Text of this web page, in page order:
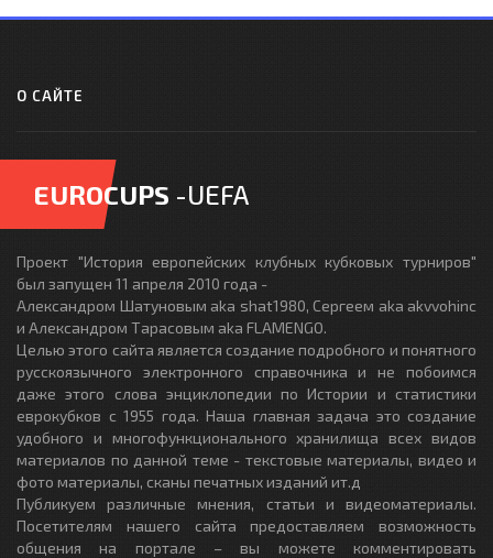
О САЙТЕ
EUROCUPS -UEFA
Проект "История европейских клубных кубковых турниров"
был запущен 11 апреля 2010 года -
Александром Шатуновым aka shat1980, Сергеем aka akvvohinc
и Александром Тарасовым aka FLAMENGO.
Целью этого сайта является создание подробного и понятного
русскоязычного электронного справочника и не побоимся
даже этого слова энциклопедии по Истории и статистики
еврокубков с 1955 года. Наша главная задача это создание
удобного и многофункционального хранилища всех видов
материалов по данной теме - текстовые материалы, видео и
фото материалы, сканы печатных изданий ит.д
Публикуем различные мнения, статьи и видеоматериалы.
Посетителям нашего сайта предоставляем возможность
общения на портале – вы можете комментировать